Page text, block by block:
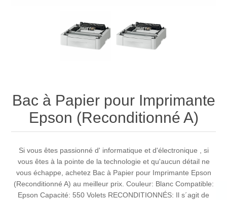
Bac à Papier pour Imprimante
Epson (Reconditionné A)
Si vous êtes passionné d' informatique et d'électronique , si
vous êtes à la pointe de la technologie et qu'aucun détail ne
vous échappe, achetez Bac à Papier pour Imprimante Epson
(Reconditionné A) au meilleur prix. Couleur: Blanc Compatible:
Epson Capacité: 550 Volets RECONDITIONNÉS: Il s´agit de